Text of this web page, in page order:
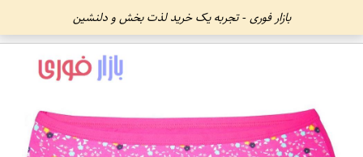
بازار فوری - تجربه یک خرید لذت بخش و دلنشین